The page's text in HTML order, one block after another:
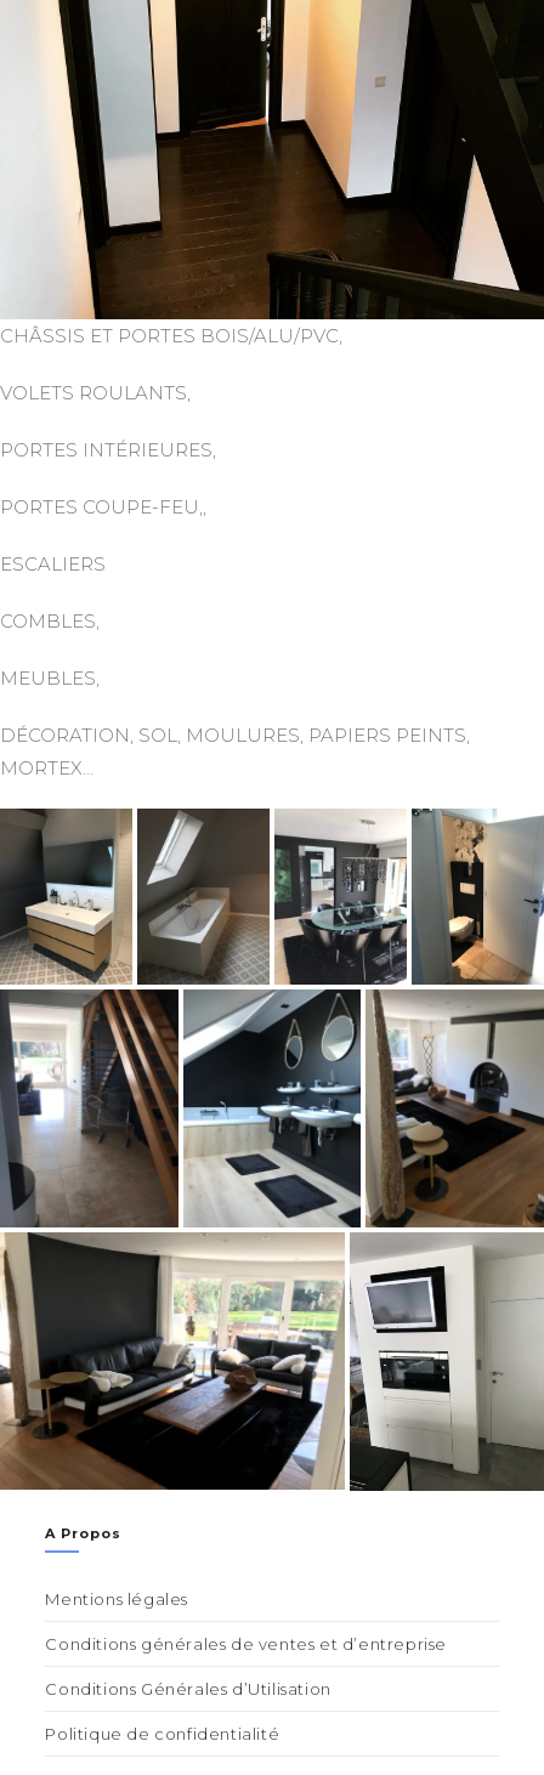
CHÂSSIS ET PORTES BOIS/ALU/PVC,
VOLETS ROULANTS,
PORTES INTÉRIEURES,
PORTES COUPE-FEU,,
ESCALIERS
COMBLES,
MEUBLES,
DÉCORATION, SOL, MOULURES, PAPIERS PEINTS,
MORTEX…
A Propos
Mentions légales
Conditions générales de ventes et d’entreprise
Conditions Générales d’Utilisation
Politique de confidentialité